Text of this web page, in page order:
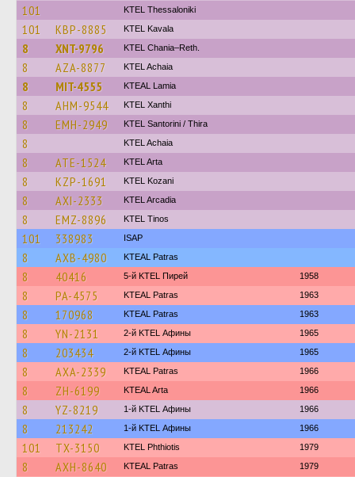
101 KTEL Thessaloniki
101 KBP-8885 KTEL Kavala
8 XNT-9796 KTEL Chania–Reth.
8 AZA-8877 KTEL Achaia
8 MIT-4555 KTEAL Lamia
8 AHM-9544 KTEL Xanthi
8 EMH-2949 KTEL Santorini / Thira
8 KTEL Achaia
8 ATE-1524 KTEL Arta
8 KZP-1691 ΚΤΕL Kozani
8 AXI-2333 KTEL Arcadia
8 EMZ-8896 KTEL Tinos
101 338983 ISAP
8 AXB-4980 KTEAL Patras
8 40416 5-й KTEL Пирей 1958
8 PA-4575 KTEAL Patras 1963
8 170968 KTEAL Patras 1963
8 YN-2131 2-й KTEL Афины 1965
8 203434 2-й KTEL Афины 1965
8 AXA-2339 KTEAL Patras 1966
8 ZH-6199 KTEAL Arta 1966
8 YZ-8219 1-й KTEL Афины 1966
8 213242 1-й KTEL Афины 1966
101 TX-3150 ΚΤΕL Phthiotis 1979
8 AXH-8640 KTEAL Patras 1979